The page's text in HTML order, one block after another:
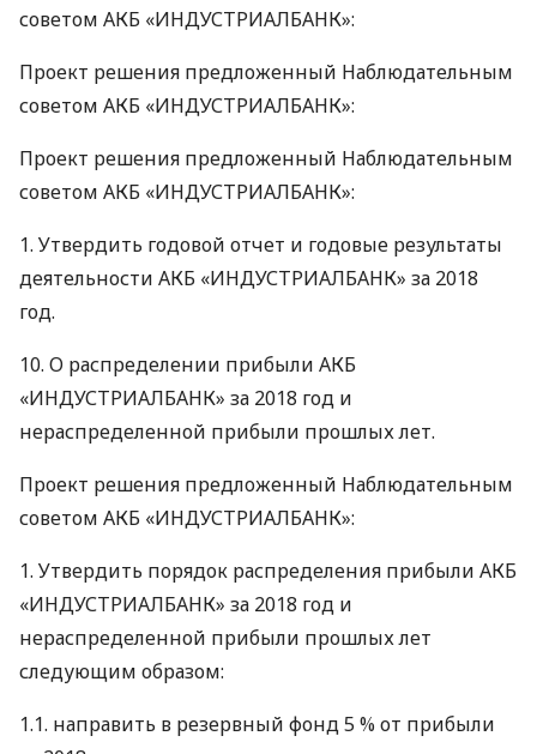
советом АКБ «ИНДУСТРИАЛБАНК»:
Проект решения предложенный Наблюдательным
советом АКБ «ИНДУСТРИАЛБАНК»:
Проект решения предложенный Наблюдательным
советом АКБ «ИНДУСТРИАЛБАНК»:
1. Утвердить годовой отчет и годовые результаты
деятельности АКБ «ИНДУСТРИАЛБАНК» за 2018
год.
10. О распределении прибыли АКБ
«ИНДУСТРИАЛБАНК» за 2018 год и
нераспределенной прибыли прошлых лет.
Проект решения предложенный Наблюдательным
советом АКБ «ИНДУСТРИАЛБАНК»:
1. Утвердить порядок распределения прибыли АКБ
«ИНДУСТРИАЛБАНК» за 2018 год и
нераспределенной прибыли прошлых лет
следующим образом:
1.1. направить в резервный фонд 5 % от прибыли